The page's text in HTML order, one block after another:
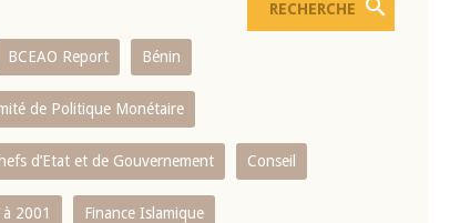
BCEAO Report Bénin
de Politique Monétaire
d’Etat et de Gouvernement Conseil
2001 Finance Islamique